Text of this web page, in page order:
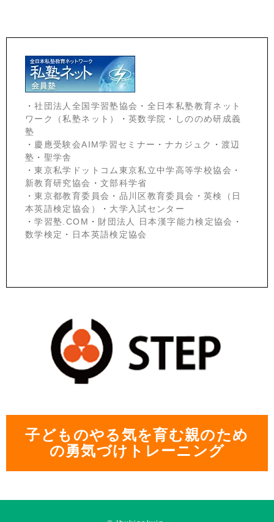
・社団法人全国学習塾協会 ・ 全日本私塾教育ネット
ワーク（私塾ネット）
・ 英数学院 ・
しののめ研成義
塾
・ 慶應受験会AIM学習セミナー ・ ナカジュク ・ 渡辺
塾 ・ 聖学舎
・東京私学ドットコム東京私立中学高等学校協会 ・
新教育研究協会 ・ 文部科学省
・東京都教育委員会 ・ 品川区教育委員会 ・ 英検（日
本英語検定協会）
・ 大学入試センター
・学習塾.COM ・ 財団法人 日本漢字能力検定協会 ・
数学検定 ・ 日本英語検定協会
子どものやる気を育む親のため
の勇気づけトレーニング